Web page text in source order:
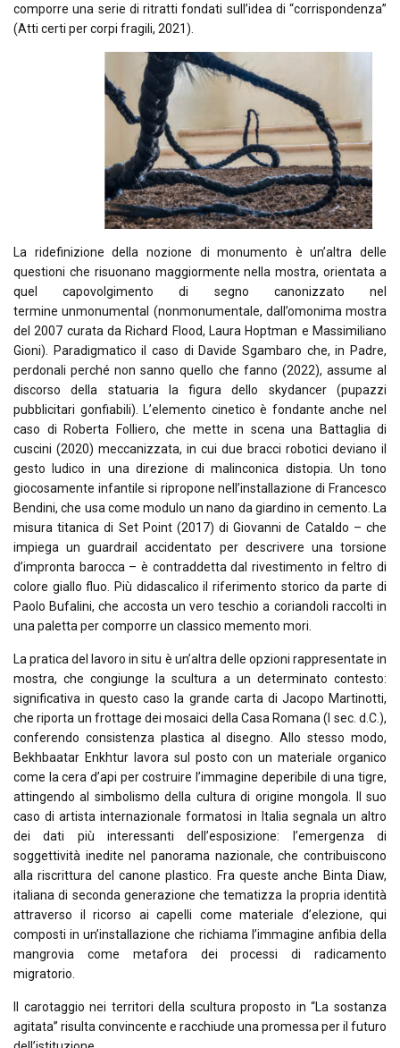
comporre una serie di ritratti fondati sull’idea di “corrispondenza”
(Atti certi per corpi fragili, 2021).
La ridefinizione della nozione di monumento è un’altra delle
questioni che risuonano maggiormente nella mostra, orientata a
quel capovolgimento di segno canonizzato nel
termineunmonumental (nonmonumentale, dall’omonima mostra
del 2007 curata da Richard Flood, Laura Hoptman e Massimiliano
Gioni). Paradigmatico il caso di Davide Sgambaro che, in Padre,
perdonali perché non sanno quello che fanno (2022), assume al
discorso della statuaria la figura dello skydancer(pupazzi
pubblicitari gonfiabili). L’elemento cinetico è fondante anche nel
caso di Roberta Folliero, che mette in scena una
Battaglia di
cuscini (2020) meccanizzata, in cui due bracci robotici deviano il
gesto ludico in una direzione di malinconica distopia. Un tono
giocosamente infantile si ripropone nell’installazione di Francesco
Bendini, che usa come modulo un nano da giardino in cemento. La
misura titanica di Set Point(2017) di Giovanni de Cataldo – che
impiega un guardrail accidentato per descrivere una torsione
d’impronta barocca – è contraddetta dal rivestimento in feltro di
colore giallo fluo. Più didascalico il riferimento storico da parte di
Paolo Bufalini, che accosta un vero teschio a coriandoli raccolti in
una paletta per comporre un classico memento mori.
La pratica del lavoro in situ è un’altra delle opzioni rappresentate in
mostra, che congiunge la scultura a un determinato contesto:
significativa in questo caso la grande carta di Jacopo Martinotti,
che riporta un frottage dei mosaici della Casa Romana (I sec. d.C.),
conferendo consistenza plastica al disegno. Allo stesso modo,
Bekhbaatar Enkhtur lavora sul posto con un materiale organico
come la cera d’api per costruire l’immagine deperibile di una tigre,
attingendo al simbolismo della cultura di origine mongola. Il suo
caso di artista internazionale formatosi in Italia segnala un altro
dei dati più interessanti dell’esposizione: l’emergenza di
soggettività inedite nel panorama nazionale, che contribuiscono
alla riscrittura del canone plastico. Fra queste anche Binta Diaw,
italiana di seconda generazione che tematizza la propria identità
attraverso il ricorso ai capelli come materiale d’elezione, qui
composti in un’installazione che richiama l’immagine anfibia della
mangrovia come metafora dei processi di radicamento
migratorio.
Il carotaggio nei territori della scultura proposto in “La sostanza
agitata” risulta convincente e racchiude una promessa per il futuro